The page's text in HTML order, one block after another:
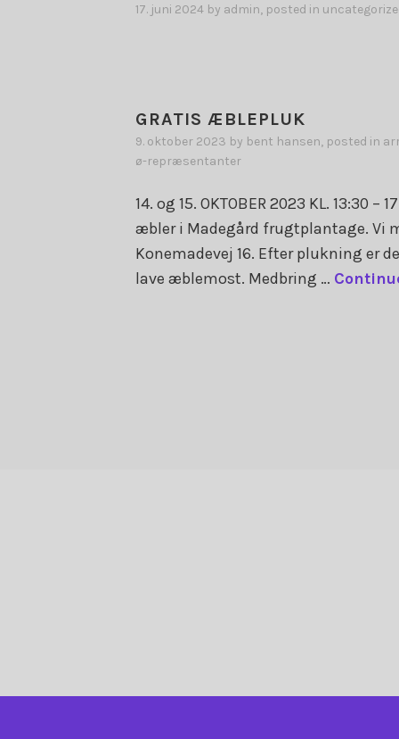
17. juni 2024 by admin, posted in
GRATIS ÆBLEPLUK
9. oktober 2023 by bent hansen, posted in
ø-repræsentanter
14. og 15. OKTOBER 2023 KL. 13:30 –
æbler i Madegård frugtplantage. Vi
Konemadevej 16. Efter plukning er
lave æblemost. Medbring …